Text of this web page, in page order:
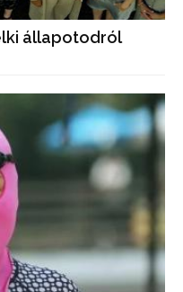
állapotodról